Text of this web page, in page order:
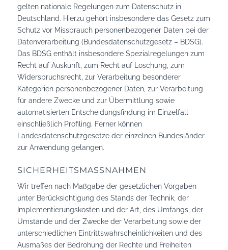
gelten nationale Regelungen zum Datenschutz in
Deutschland. Hierzu gehört insbesondere das Gesetz zum
Schutz vor Missbrauch personenbezogener Daten bei der
Datenverarbeitung (Bundesdatenschutzgesetz – BDSG).
Das BDSG enthält insbesondere Spezialregelungen zum
Recht auf Auskunft, zum Recht auf Löschung, zum
Widerspruchsrecht, zur Verarbeitung besonderer
Kategorien personenbezogener Daten, zur Verarbeitung
für andere Zwecke und zur Übermittlung sowie
automatisierten Entscheidungsfindung im Einzelfall
einschließlich Profiling. Ferner können
Landesdatenschutzgesetze der einzelnen Bundesländer
zur Anwendung gelangen.
SICHERHEITSMASSNAHMEN
Wir treffen nach Maßgabe der gesetzlichen Vorgaben
unter Berücksichtigung des Stands der Technik, der
Implementierungskosten und der Art, des Umfangs, der
Umstände und der Zwecke der Verarbeitung sowie der
unterschiedlichen Eintrittswahrscheinlichkeiten und des
Ausmaßes der Bedrohung der Rechte und Freiheiten